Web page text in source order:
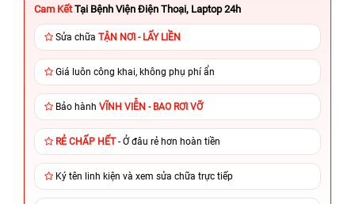
Cam Kết Tại Bệnh Viện Điện Thoại, Laptop 24h
Sửa chữa TẬN NƠI - LẤY LIỀN
Giá luôn công khai, không phụ phí ẩn
Bảo hành VĨNH VIỄN - BAO RƠI VỠ
RẺ CHẤP HẾT- Ở đâu rẻ hơn hoàn tiền
Ký tên linh kiện và xem sửa chữa trực tiếp